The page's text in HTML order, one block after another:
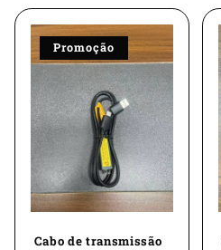
Promoção
Cabo de transmissão